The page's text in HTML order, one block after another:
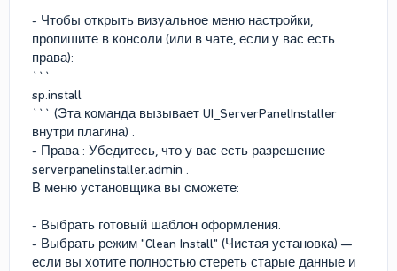
- Чтобы открыть визуальное меню настройки,
пропишите в консоли (или в чате, если у вас есть
права):
```
sp.install
``` (Эта команда вызывает UI_ServerPanelInstaller
внутри плагина) .
- Права : Убедитесь, что у вас есть разрешение
serverpanelinstaller.admin .
В меню установщика вы сможете:
- Выбрать готовый шаблон оформления.
- Выбрать режим "Clean Install" (Чистая установка) —
если вы хотите полностью стереть старые данные и